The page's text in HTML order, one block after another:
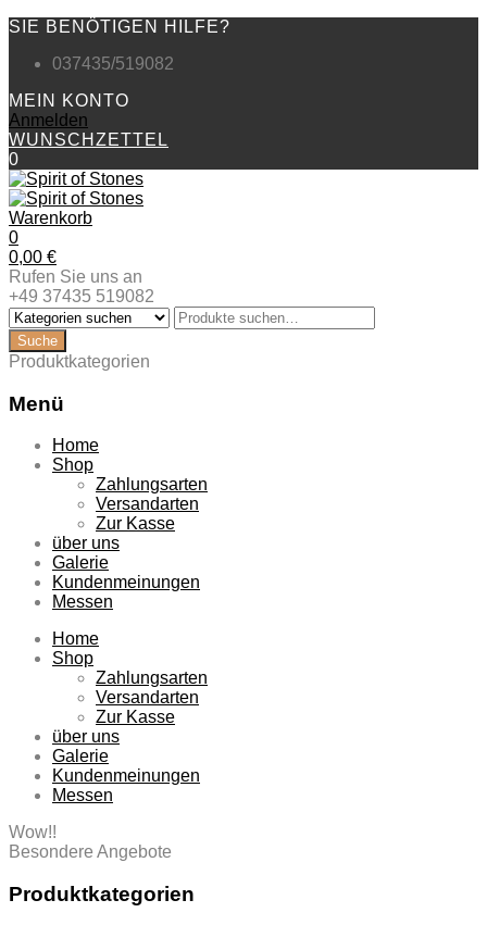
SIE BENÖTIGEN HILFE?
037435/519082
MEIN KONTO
Anmelden
WUNSCHZETTEL
0
Warenkorb
0
0,00 €
Rufen Sie uns an
+49 37435 519082
Produktkategorien
Menü
Zum
Inhalt
Home
Shop
Zahlungsarten
Versandarten
Zur Kasse
über uns
Galerie
Kundenmeinungen
Messen
Home
Shop
Zahlungsarten
Versandarten
Zur Kasse
über uns
Galerie
Kundenmeinungen
Messen
Wow!!
Besondere Angebote
Produktkategorien